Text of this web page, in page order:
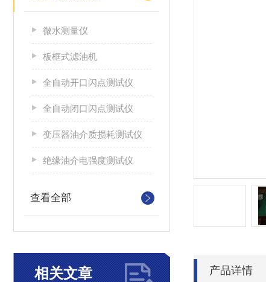
微水测量仪
板框式滤油机
全自动开口闪点测试仪
全自动闭口闪点测试仪
变压器油介质损耗测试仪
绝缘油介电强度测试仪
查看全部
相关文章 产品详情